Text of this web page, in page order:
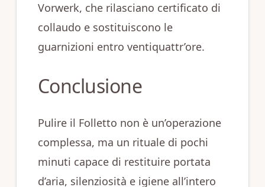
Vorwerk, che rilasciano certificato di
collaudo e sostituiscono le
guarnizioni entro ventiquattr’ore.
Conclusione
Pulire il Folletto non è un’operazione
complessa, ma un rituale di pochi
minuti capace di restituire portata
d’aria, silenziosità e igiene all’intero